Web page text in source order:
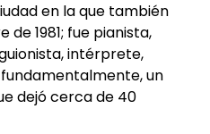
en la que también
1981; fue pianista,
intérprete,
un
dejó cerca de 40